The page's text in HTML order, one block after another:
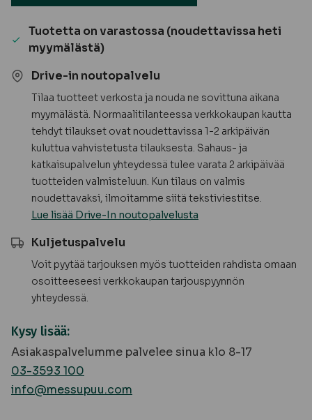
määrä
Tuotetta on varastossa (noudettavissa heti
myymälästä)
Drive-in noutopalvelu
Tilaa tuotteet verkosta ja nouda ne sovittuna aikana
myymälästä. Normaalitilanteessa verkkokaupan kautta
tehdyt tilaukset ovat noudettavissa 1-2 arkipäivän
kuluttua vahvistetusta tilauksesta. Sahaus- ja
katkaisupalvelun yhteydessä tulee varata 2 arkipäivää
tuotteiden valmisteluun. Kun tilaus on valmis
noudettavaksi, ilmoitamme siitä tekstiviestitse.
Lue lisää Drive-In noutopalvelusta
Kuljetuspalvelu
Voit pyytää tarjouksen myös tuotteiden rahdista omaan
osoitteeseesi verkkokaupan tarjouspyynnön
yhteydessä.
Kysy lisää:
Asiakaspalvelumme palvelee sinua klo 8-17
03-3593 100
info@messupuu.com